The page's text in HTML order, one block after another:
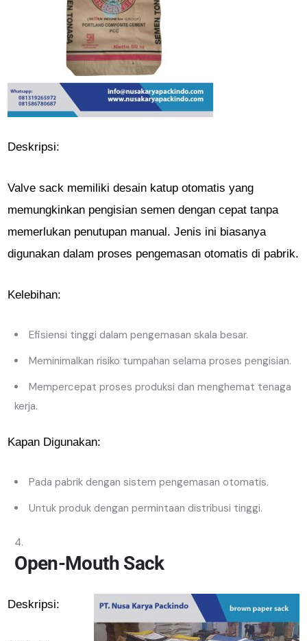
Deskripsi:
Valve sack memiliki desain katup otomatis yang
memungkinkan pengisian semen dengan cepat tanpa
memerlukan penutupan manual. Jenis ini biasanya
digunakan dalam proses pengemasan otomatis di pabrik.
Kelebihan:
Efisiensi tinggi dalam pengemasan skala besar.
Meminimalkan risiko tumpahan selama proses pengisian.
Mempercepat proses produksi dan menghemat tenaga
kerja.
Kapan Digunakan:
Pada pabrik dengan sistem pengemasan otomatis.
Untuk produk dengan permintaan distribusi tinggi.
Open-Mouth Sack
Deskripsi: